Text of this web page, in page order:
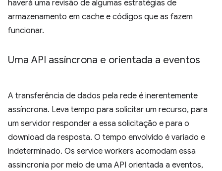
haverá uma revisão de algumas estratégias de
armazenamento em cache e códigos que as fazem
funcionar.
Uma API assíncrona e orientada a eventos
A transferência de dados pela rede é inerentemente
assíncrona. Leva tempo para solicitar um recurso, para
um servidor responder a essa solicitação e para o
download da resposta. O tempo envolvido é variado e
indeterminado. Os service workers acomodam essa
assincronia por meio de uma API orientada a eventos,